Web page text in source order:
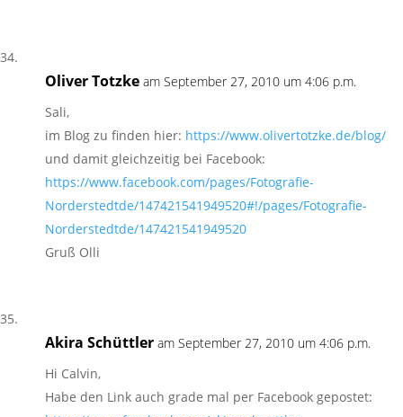
Oliver Totzke am September 27, 2010 um 4:06 p.m.
Sali,
im Blog zu finden hier: https://www.olivertotzke.de/blog/
und damit gleichzeitig bei Facebook:
https://www.facebook.com/pages/Fotografie-
Norderstedtde/147421541949520#!/pages/Fotografie-
Norderstedtde/147421541949520
Gruß Olli
Akira Schüttler am September 27, 2010 um 4:06 p.m.
Hi Calvin,
Habe den Link auch grade mal per Facebook gepostet: